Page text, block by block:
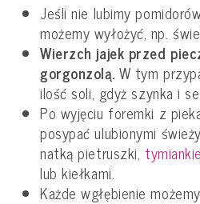
Jeśli nie lubimy
możemy wyłożyć, np.
Wierzch jajek przed
gorgonzolą. W tym
ilość soli, gdyż szynka i
Po wyjęciu foremki z
posypać ulubionymi
natką pietruszki,
lub kiełkami.
Każde wgłębienie